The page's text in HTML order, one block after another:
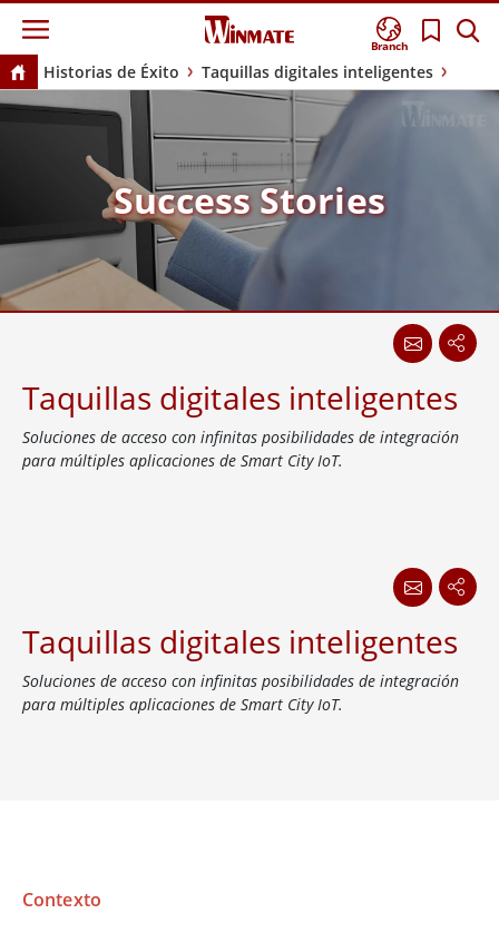
Branch
Historias de Éxito Taquillas digitales inteligentes
Success Stories
Taquillas digitales inteligentes
Soluciones de acceso con infinitas posibilidades de integración
para múltiples aplicaciones de Smart City IoT.
Taquillas digitales inteligentes
Soluciones de acceso con infinitas posibilidades de integración
para múltiples aplicaciones de Smart City IoT.
Contexto